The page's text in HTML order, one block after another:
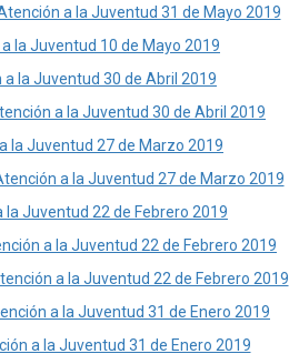
a la Juventud 31 de Mayo 2019
la Juventud 10 de Mayo 2019
la Juventud 30 de Abril 2019
a la Juventud 30 de Abril 2019
la Juventud 27 de Marzo 2019
a la Juventud 27 de Marzo 2019
Juventud 22 de Febrero 2019
a la Juventud 22 de Febrero 2019
a la Juventud 22 de Febrero 2019
a la Juventud 31 de Enero 2019
a la Juventud 31 de Enero 2019